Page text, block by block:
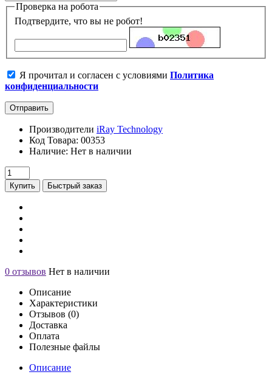
Проверка на робота
Подтвердите, что вы не робот!
Я прочитал и согласен с условиями Политика
конфиденциальности
Отправить
Производители iRay Technology
Код Товара: 00353
Наличие: Нет в наличии
Купить Быстрый заказ
0 отзывов Нет в наличии
Описание
Характеристики
Отзывов (0)
Доставка
Оплата
Полезные файлы
Описание